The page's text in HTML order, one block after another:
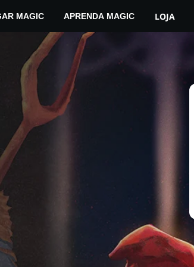
MAGIC APRENDA MAGIC LOJA